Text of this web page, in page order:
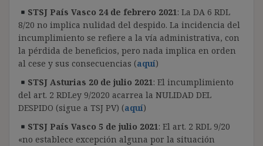
STSJ País Vasco 24 de febrero 2021: La DA 6 RDL
8/20 no implica nulidad del despido. La incidencia del
incumplimiento se refiere a la vía administrativa, con
la pérdida de beneficios, pero nada implica en orden
al cese y sus consecuencias (aquí)
STSJ Asturias 20 de julio 2021: El incumplimiento
del art. 2 RDLey 9/2020 acarrea la NULIDAD DEL
DESPIDO (sigue a TSJ PV) (aquí)
STSJ País Vasco 5 de julio 2021: El art. 2 RDL 9/20
«no establece excepción alguna por la situación